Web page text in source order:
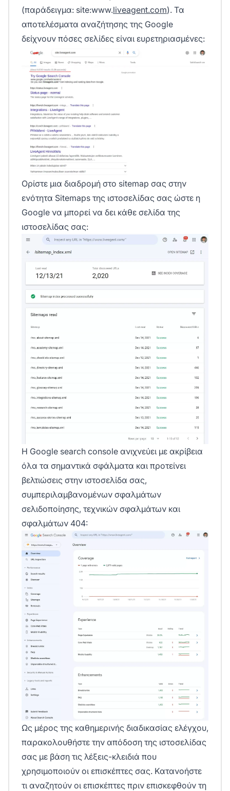
(παράδειγμα: site:www.liveagent.com). Τα
αποτελέσματα αναζήτησης της Google
δείχνουν πόσες σελίδες είναι ευρετηριασμένες:
Ορίστε μια διαδρομή στο sitemap σας στην
ενότητα Sitemaps της ιστοσελίδας σας ώστε η
Google να μπορεί να δει κάθε σελίδα της
ιστοσελίδας σας:
Η Google search console ανιχνεύει με ακρίβεια
όλα τα σημαντικά σφάλματα και προτείνει
βελτιώσεις στην ιστοσελίδα σας,
συμπεριλαμβανομένων σφαλμάτων
σελιδοποίησης, τεχνικών σφαλμάτων και
σφαλμάτων 404:
Ως μέρος της καθημερινής διαδικασίας ελέγχου,
παρακολουθήστε την απόδοση της ιστοσελίδας
σας με βάση τις λέξεις-κλειδιά που
χρησιμοποιούν οι επισκέπτες σας. Κατανοήστε
τι αναζητούν οι επισκέπτες πριν επισκεφθούν τη